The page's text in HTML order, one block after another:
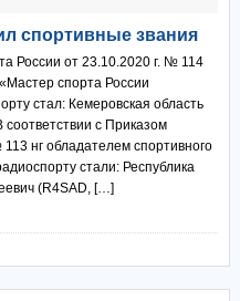
спортивные звания
России от 23.10.2020 г. № 114
спорта России
стал: Кемеровская область
с Приказом
нг обладателем спортивного
стали: Республика
(R4SAD, […]